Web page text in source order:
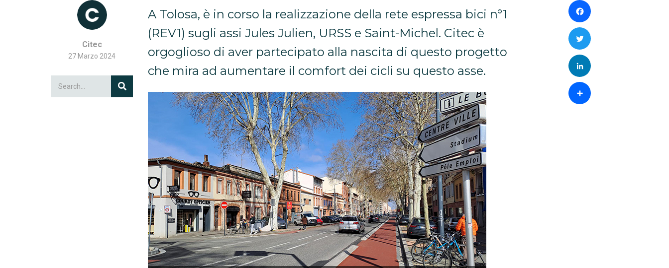
Citec
27 Marzo 2024
A Tolosa, è in corso la realizzazione della rete espressa bici n°1
(REV1) sugli assi Jules Julien, URSS e Saint-Michel. Citec è
orgoglioso di aver partecipato alla nascita di questo progetto
che mira ad aumentare il comfort dei cicli su questo asse.
Facebook
Twitter
LinkedIn
Condividi